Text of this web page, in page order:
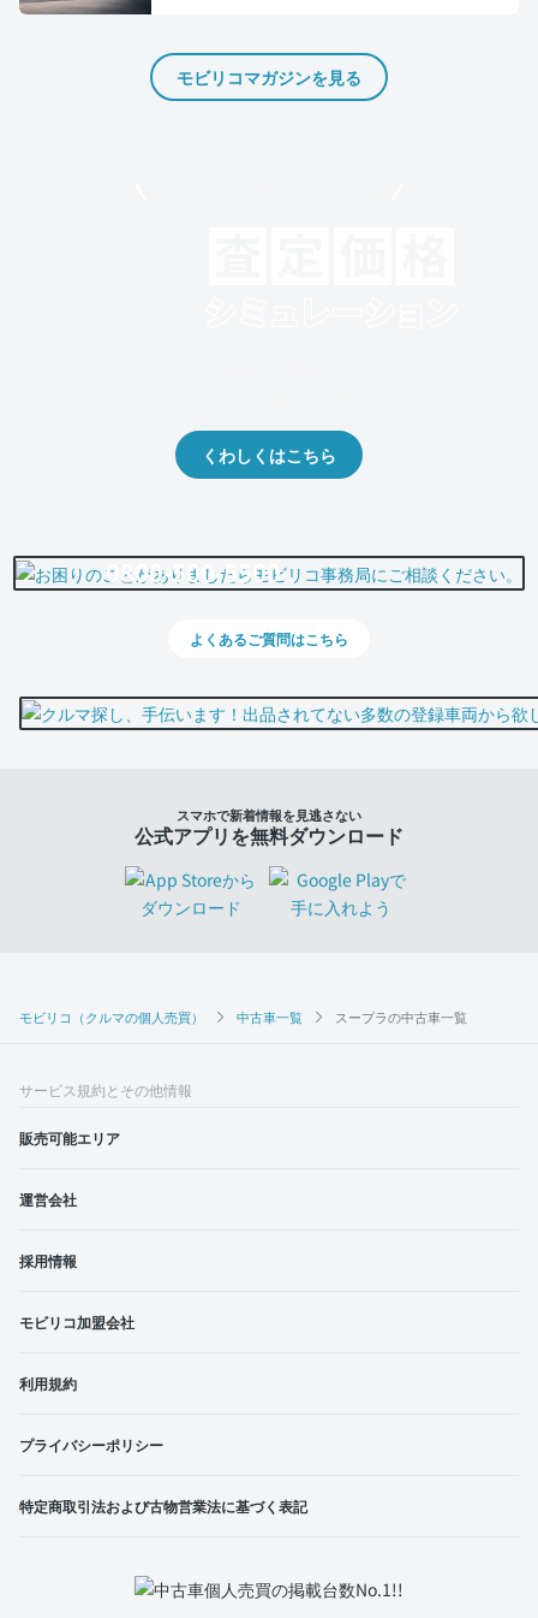
モビリコ（クルマの個人売買） 中古車一覧 スープラの中古車一覧
モビリコマガジンを見る
くわしくはこちら
0800-500-5500
よくあるご質問はこちら
スマホで新着情報を見逃さない
公式アプリを無料ダウンロード
サービス規約とその他情報
販売可能エリア
運営会社
採用情報
モビリコ加盟会社
利用規約
プライバシーポリシー
特定商取引法および古物営業法に基づく表記